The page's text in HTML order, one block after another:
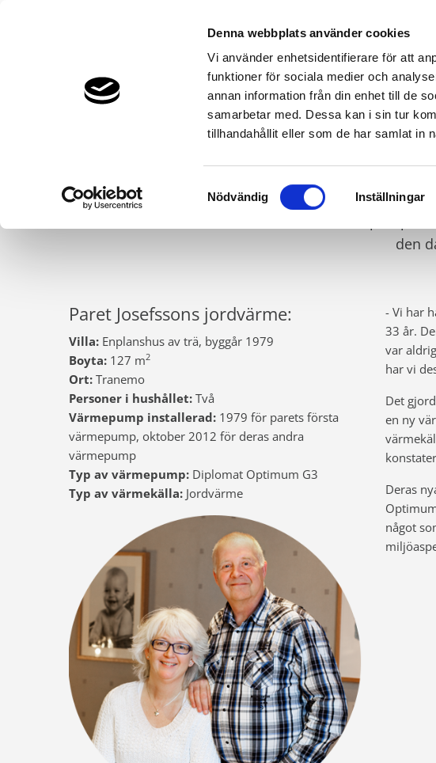
Denna webbplats använder cookies
Vi använder enhetsidentifierare för att
funktioner för sociala medier och
annan information från din enhet till de
samarbetar med. Dessa kan i sin tur
tillhandahållit eller som de har samlat in
Nödvändig Inställningar
Bergvärme & Jordvärme Luftvärme
BERGVÄRME & JORDVÄRME KUNDBERÄTTELSER
33 år
1979
den
Paret Josefssons jordvärme:
Villa: Enplanshus av trä, byggår 1979
Boyta: 127 m2
Ort: Tranemo
Personer i hushållet: Två
Värmepump installerad: 1979 för parets första
värmepump, oktober 2012 för deras andra
värmepump
Typ av värmepump: Diplomat Optimum G3
Typ av värmekälla: Jordvärme
- Vi har
33 år.
var
har vi
Det
en ny
Deras
något